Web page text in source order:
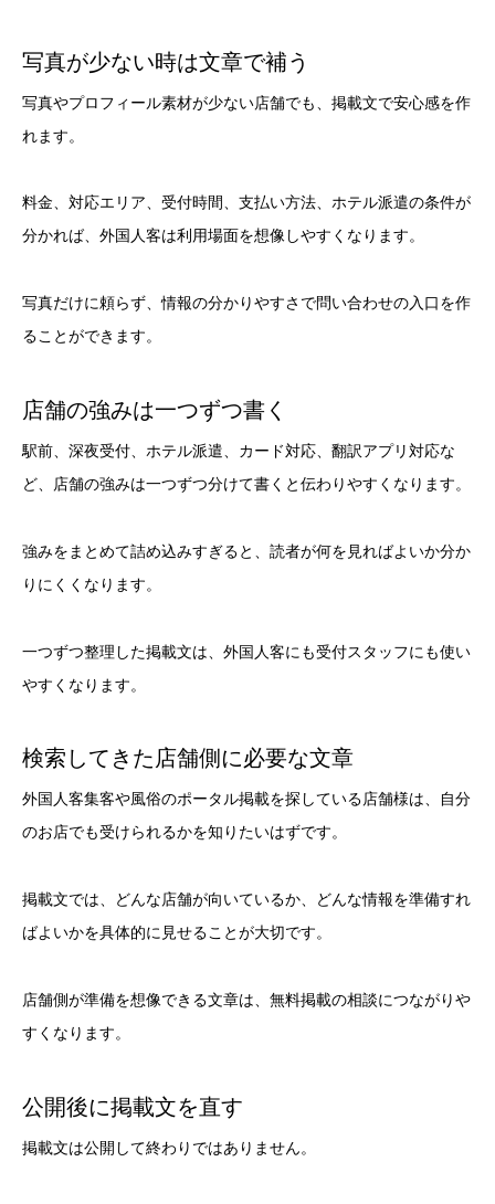
写真が少ない時は文章で補う
写真やプロフィール素材が少ない店舗でも、掲載文で安心感を作
れます。
料金、対応エリア、受付時間、支払い方法、ホテル派遣の条件が
分かれば、外国人客は利用場面を想像しやすくなります。
写真だけに頼らず、情報の分かりやすさで問い合わせの入口を作
ることができます。
店舗の強みは一つずつ書く
駅前、深夜受付、ホテル派遣、カード対応、翻訳アプリ対応な
ど、店舗の強みは一つずつ分けて書くと伝わりやすくなります。
強みをまとめて詰め込みすぎると、読者が何を見ればよいか分か
りにくくなります。
一つずつ整理した掲載文は、外国人客にも受付スタッフにも使い
やすくなります。
検索してきた店舗側に必要な文章
外国人客集客や風俗のポータル掲載を探している店舗様は、自分
のお店でも受けられるかを知りたいはずです。
掲載文では、どんな店舗が向いているか、どんな情報を準備すれ
ばよいかを具体的に見せることが大切です。
店舗側が準備を想像できる文章は、無料掲載の相談につながりや
すくなります。
公開後に掲載文を直す
掲載文は公開して終わりではありません。